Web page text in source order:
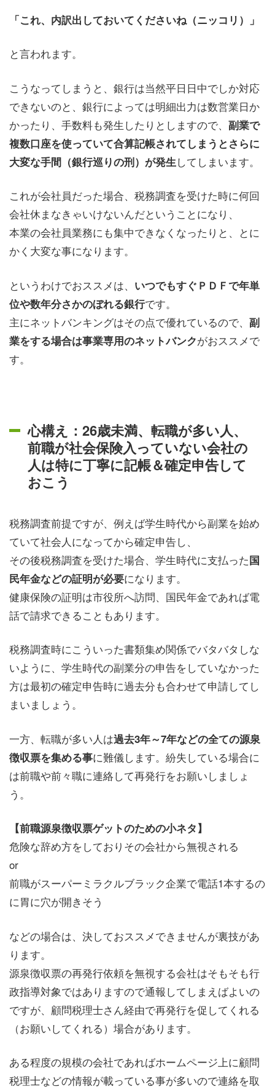
「これ、内訳出しておいてくださいね（ニッコリ）」
と言われます。
こうなってしまうと、銀行は当然平日日中でしか対応
できないのと、銀行によっては明細出力は数営業日か
かったり、手数料も発生したりとしますので、 副業で
複数口座を使っていて合算記帳されてしまうとさらに
大変な手間（銀行巡りの刑）が発生してしまいます。
これが会社員だった場合、税務調査を受けた時に何回
会社休まなきゃいけないんだということになり、
本業の会社員業務にも集中できなくなったりと、とに
かく大変な事になります。
というわけでおススメは、 いつでもすぐＰＤＦで年単
位や数年分さかのぼれる銀行です。
主にネットバンキングはその点で優れているので、 副
業をする場合は事業専用のネットバンクがおススメで
す。
心構え：26歳未満、転職が多い人、
前職が社会保険入っていない会社の
人は特に丁寧に記帳＆確定申告して
おこう
税務調査前提ですが、例えば学生時代から副業を始め
ていて社会人になってから確定申告し、
その後税務調査を受けた場合、学生時代に支払った国
民年金などの証明が必要になります。
健康保険の証明は市役所へ訪問、国民年金であれば電
話で請求できることもあります。
税務調査時にこういった書類集め関係でバタバタしな
いように、学生時代の副業分の申告をしていなかった
方は最初の確定申告時に過去分も合わせて申請してし
まいましょう。
一方、転職が多い人は過去3年～7年などの全ての源泉
徴収票を集める事に難儀します。紛失している場合に
は前職や前々職に連絡して再発行をお願いしましょ
う。
【前職源泉徴収票ゲットのための小ネタ】
危険な辞め方をしておりその会社から無視される
or
前職がスーパーミラクルブラック企業で電話1本するの
に胃に穴が開きそう
などの場合は、決しておススメできませんが裏技があ
ります。
源泉徴収票の再発行依頼を無視する会社はそもそも行
政指導対象ではありますので通報してしまえばよいの
ですが、顧問税理士さん経由で再発行を促してくれる
（お願いしてくれる）場合があります。
ある程度の規模の会社であればホームページ上に顧問
税理士などの情報が載っている事が多いので連絡を取